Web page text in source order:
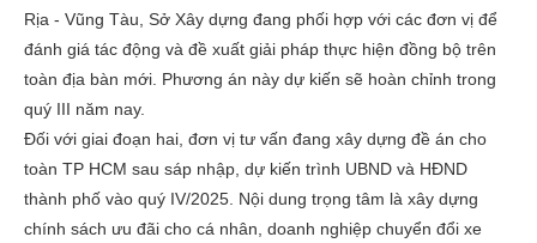
Rịa - Vũng Tàu, Sở Xây dựng đang phối hợp với các đơn vị để
đánh giá tác động và đề xuất giải pháp thực hiện đồng bộ trên
toàn địa bàn mới. Phương án này dự kiến sẽ hoàn chỉnh trong
quý III năm nay.
Đối với giai đoạn hai, đơn vị tư vấn đang xây dựng đề án cho
toàn TP HCM sau sáp nhập, dự kiến trình UBND và HĐND
thành phố vào quý IV/2025. Nội dung trọng tâm là xây dựng
chính sách ưu đãi cho cá nhân, doanh nghiệp chuyển đổi xe